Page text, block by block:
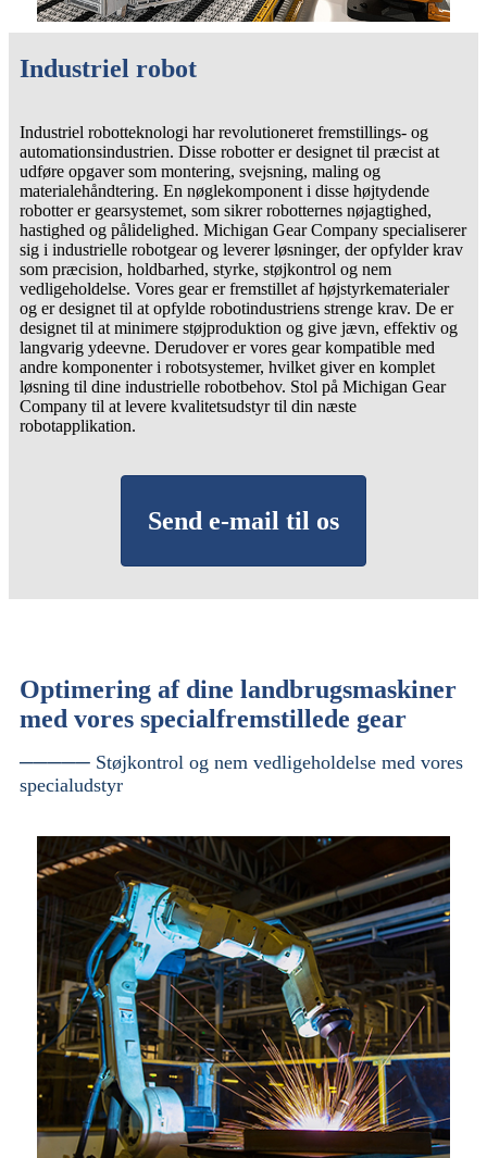
Industriel robot
Industriel robotteknologi har revolutioneret fremstillings- og
automationsindustrien. Disse robotter er designet til præcist at
udføre opgaver som montering, svejsning, maling og
materialehåndtering. En nøglekomponent i disse højtydende
robotter er gearsystemet, som sikrer robotternes nøjagtighed,
hastighed og pålidelighed. Michigan Gear Company specialiserer
sig i industrielle robotgear og leverer løsninger, der opfylder krav
som præcision, holdbarhed, styrke, støjkontrol og nem
vedligeholdelse. Vores gear er fremstillet af højstyrkematerialer
og er designet til at opfylde robotindustriens strenge krav. De er
designet til at minimere støjproduktion og give jævn, effektiv og
langvarig ydeevne. Derudover er vores gear kompatible med
andre komponenter i robotsystemer, hvilket giver en komplet
løsning til dine industrielle robotbehov. Stol på Michigan Gear
Company til at levere kvalitetsudstyr til din næste
robotapplikation.
Send e-mail til os
Optimering af dine landbrugsmaskiner
med vores specialfremstillede gear
───── Støjkontrol og nem vedligeholdelse med vores
specialudstyr